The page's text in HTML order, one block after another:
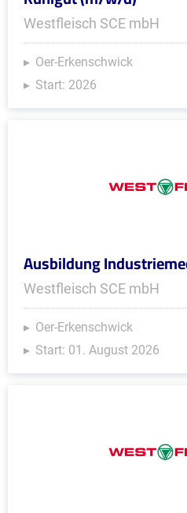
Westfleisch SCE mbH
Oer-Erkenschwick
Start: 2026
Ausbildung
Westfleisch SCE mbH
Oer-Erkenschwick
Start: 01. August 2026